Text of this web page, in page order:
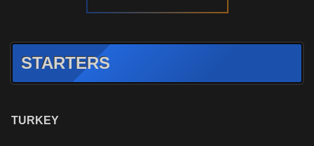
STARTERS
TURKEY